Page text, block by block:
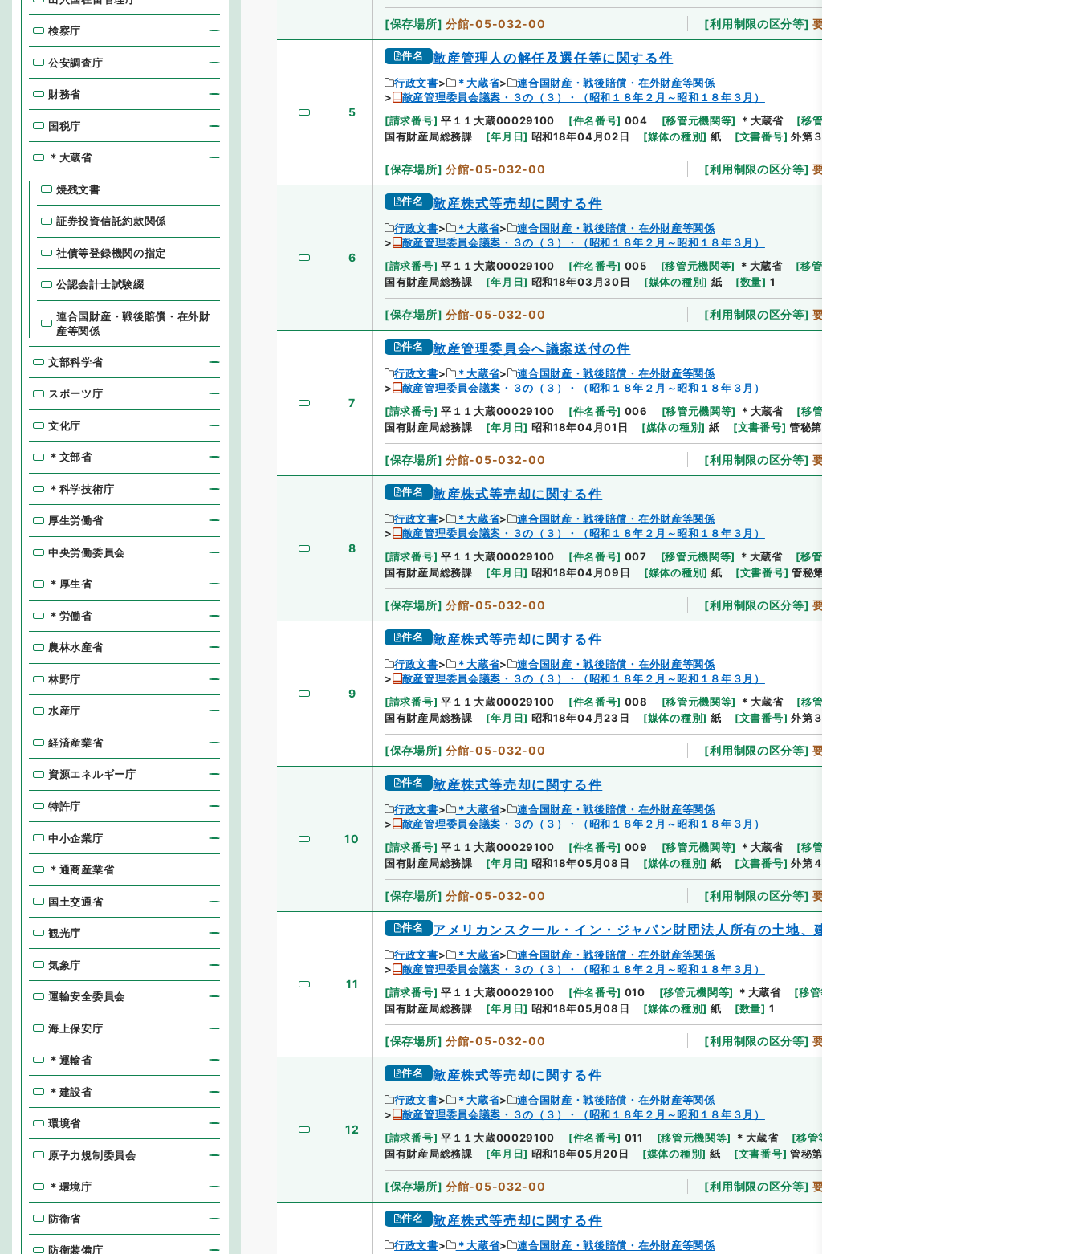
[保存場所] 分館-05-032-00 [利用制限の区分等] 要審査
5
件名 敵産管理人の解任及選任等に関する件
行政文書 ＊大蔵省
連合国財産・戦後賠償・在外財産等関係
敵産管理委員会議案・３の（３）・（昭和１８年２月～昭和１８年３月）
[請求番号] 平１１大蔵00029100 [件名番号] 004 [移管元機関等] ＊大蔵省 [移管等年度
国有財産局総務課
[年月日] 昭和18年04月02日 [媒体の種別] 紙 [文書番号] 外第３００号
[保存場所] 分館-05-032-00 [利用制限の区分等] 要審査
6
件名 敵産株式等売却に関する件
行政文書 ＊大蔵省
連合国財産・戦後賠償・在外財産等関係
敵産管理委員会議案・３の（３）・（昭和１８年２月～昭和１８年３月）
[請求番号] 平１１大蔵00029100 [件名番号] 005 [移管元機関等] ＊大蔵省 [移管等年度
国有財産局総務課
[年月日] 昭和18年03月30日 [媒体の種別] 紙 [数量] 1
[保存場所] 分館-05-032-00 [利用制限の区分等] 要審査
7
件名 敵産管理委員会へ議案送付の件
行政文書 ＊大蔵省
連合国財産・戦後賠償・在外財産等関係
敵産管理委員会議案・３の（３）・（昭和１８年２月～昭和１８年３月）
[請求番号] 平１１大蔵00029100 [件名番号] 006 [移管元機関等] ＊大蔵省 [移管等年度
国有財産局総務課
[年月日] 昭和18年04月01日 [媒体の種別] 紙 [文書番号] 管秘第４７号
[保存場所] 分館-05-032-00 [利用制限の区分等] 要審査
8
件名 敵産株式等売却に関する件
行政文書 ＊大蔵省
連合国財産・戦後賠償・在外財産等関係
敵産管理委員会議案・３の（３）・（昭和１８年２月～昭和１８年３月）
[請求番号] 平１１大蔵00029100 [件名番号] 007 [移管元機関等] ＊大蔵省 [移管等年度
国有財産局総務課
[年月日] 昭和18年04月09日 [媒体の種別] 紙 [文書番号] 管秘第５０号
[保存場所] 分館-05-032-00 [利用制限の区分等] 要審査
9
件名 敵産株式等売却に関する件
行政文書 ＊大蔵省
連合国財産・戦後賠償・在外財産等関係
敵産管理委員会議案・３の（３）・（昭和１８年２月～昭和１８年３月）
[請求番号] 平１１大蔵00029100 [件名番号] 008 [移管元機関等] ＊大蔵省 [移管等年度
国有財産局総務課
[年月日] 昭和18年04月23日 [媒体の種別] 紙 [文書番号] 外第３８６号
[保存場所] 分館-05-032-00 [利用制限の区分等] 要審査
10
件名 敵産株式等売却に関する件
行政文書 ＊大蔵省
連合国財産・戦後賠償・在外財産等関係
敵産管理委員会議案・３の（３）・（昭和１８年２月～昭和１８年３月）
[請求番号] 平１１大蔵00029100 [件名番号] 009 [移管元機関等] ＊大蔵省 [移管等年度
国有財産局総務課
[年月日] 昭和18年05月08日 [媒体の種別] 紙 [文書番号] 外第４４６号
[保存場所] 分館-05-032-00 [利用制限の区分等] 要審査
11
件名 アメリカンスクール・イン・ジャパン財団法人所有の土地、建物売却に関する件
行政文書 ＊大蔵省
連合国財産・戦後賠償・在外財産等関係
敵産管理委員会議案・３の（３）・（昭和１８年２月～昭和１８年３月）
[請求番号] 平１１大蔵00029100 [件名番号] 010 [移管元機関等] ＊大蔵省 [移管等年度
国有財産局総務課
[年月日] 昭和18年05月08日 [媒体の種別] 紙 [数量] 1
[保存場所] 分館-05-032-00 [利用制限の区分等] 要審査
12
件名 敵産株式等売却に関する件
行政文書 ＊大蔵省
連合国財産・戦後賠償・在外財産等関係
敵産管理委員会議案・３の（３）・（昭和１８年２月～昭和１８年３月）
[請求番号] 平１１大蔵00029100 [件名番号] 011 [移管元機関等] ＊大蔵省 [移管等年度
国有財産局総務課
[年月日] 昭和18年05月20日 [媒体の種別] 紙 [文書番号] 管秘第８７号
[保存場所] 分館-05-032-00 [利用制限の区分等] 要審査
件名 敵産株式等売却に関する件
行政文書 ＊大蔵省
連合国財産・戦後賠償・在外財産等関係
検察庁
公安調査庁
財務省
国税庁
＊大蔵省
焼残文書
証券投資信託約款関係
社債等登録機関の指定
公認会計士試験綴
連合国財産・戦後賠償・在外財
産等関係
文部科学省
スポーツ庁
文化庁
＊文部省
＊科学技術庁
厚生労働省
中央労働委員会
＊厚生省
＊労働省
農林水産省
林野庁
水産庁
経済産業省
資源エネルギー庁
特許庁
中小企業庁
＊通商産業省
国土交通省
観光庁
気象庁
運輸安全委員会
海上保安庁
＊運輸省
＊建設省
環境省
原子力規制委員会
＊環境庁
防衛省
防衛装備庁